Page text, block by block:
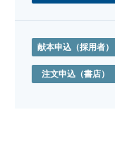
献本申込 （採用者）
注文申込 （書店）